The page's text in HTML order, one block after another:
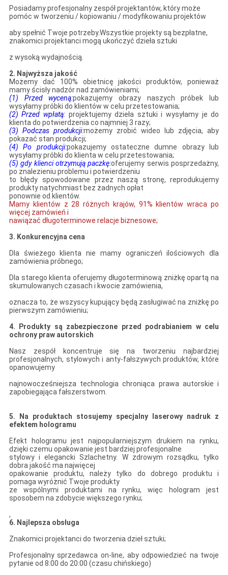
Posiadamy profesjonalny zespół projektantów, który może
pomóc w tworzeniu / kopiowaniu / modyfikowaniu projektów
aby spełnić Twoje potrzeby.Wszystkie projekty są bezpłatne,
znakomici projektanci mogą ukończyć dzieła sztuki
z wysoką wydajnością.
2. Najwyższa jakość
Możemy dać 100% obietnicę jakości produktów, ponieważ
mamy ścisły nadzór nad zamówieniami;
(1) Przed wyceną:pokazujemy obrazy naszych próbek lub
wysyłamy próbki do klientów w celu przetestowania;
(2) Przed wpłatą: projektujemy dzieła sztuki i wysyłamy je do
klienta do potwierdzenia co najmniej 3 razy;
(3) Podczas produkcji:możemy zrobić wideo lub zdjęcia, aby
pokazać stan produkcji;
(4) Po produkcji:pokazujemy ostateczne dumne obrazy lub
wysyłamy próbki do klienta w celu przetestowania;
(5) gdy klienci otrzymują paczkę:oferujemy serwis posprzedażny,
po znalezieniu problemu i potwierdzeniu
to błędy spowodowane przez naszą stronę, reprodukujemy
produkty natychmiast bez żadnych opłat
ponownie od klientów.
Mamy klientów z 28 różnych krajów, 91% klientów wraca po
więcej zamówień i
nawiązać długoterminowe relacje biznesowe;
3. Konkurencyjna cena
Dla świeżego klienta nie mamy ograniczeń ilościowych dla
zamówienia próbnego;
Dla starego klienta oferujemy długoterminową zniżkę opartą na
skumulowanych czasach i kwocie zamówienia,
oznacza to, że wszyscy kupujący będą zasługiwać na zniżkę po
pierwszym zamówieniu;
4. Produkty są zabezpieczone przed podrabianiem w celu
ochrony praw autorskich
Nasz zespół koncentruje się na tworzeniu najbardziej
profesjonalnych, stylowych i anty-fałszywych produktów, które
opanowujemy
najnowocześniejsza technologia chroniąca prawa autorskie i
zapobiegająca fałszerstwom.
5.
Na produktach stosujemy specjalny laserowy nadruk z
efektem hologramu
Efekt hologramu jest najpopularniejszym drukiem na rynku,
dzięki czemu opakowanie jest bardziej profesjonalne
stylowy i elegancki Szlachetny. W zdrowym rozsądku, tylko
dobra jakość ma najwięcej
opakowanie produktu, należy tylko do dobrego produktu i
pomaga wyróżnić Twoje produkty
ze wspólnymi produktami na rynku, więc hologram jest
sposobem na zdobycie większego rynku;
,
6. Najlepsza obsługa
Znakomici projektanci do tworzenia dzieł sztuki;
Profesjonalny sprzedawca on-line, aby odpowiedzieć na twoje
pytanie od 8:00 do 20:00 (czasu chińskiego)